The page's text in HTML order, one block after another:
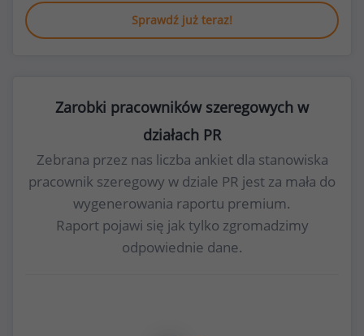
Sprawdź już teraz!
Zarobki pracowników szeregowych w
działach PR
Zebrana przez nas liczba ankiet dla stanowiska
pracownik szeregowy w dziale PR jest za mała do
wygenerowania raportu premium.
Raport pojawi się jak tylko zgromadzimy
odpowiednie dane.